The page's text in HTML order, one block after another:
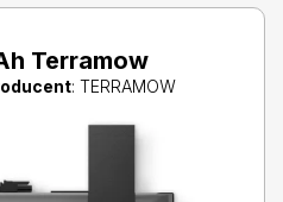
Terramow
: TERRAMOW